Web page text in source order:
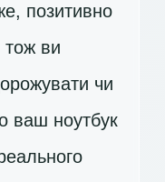
позитивно
тож ви
чи
ваш ноутбук